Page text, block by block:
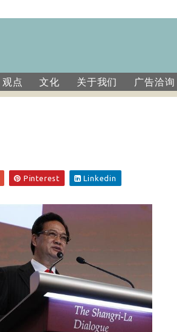
观点 文化 关于我们 广告洽询
Pinterest Linkedin